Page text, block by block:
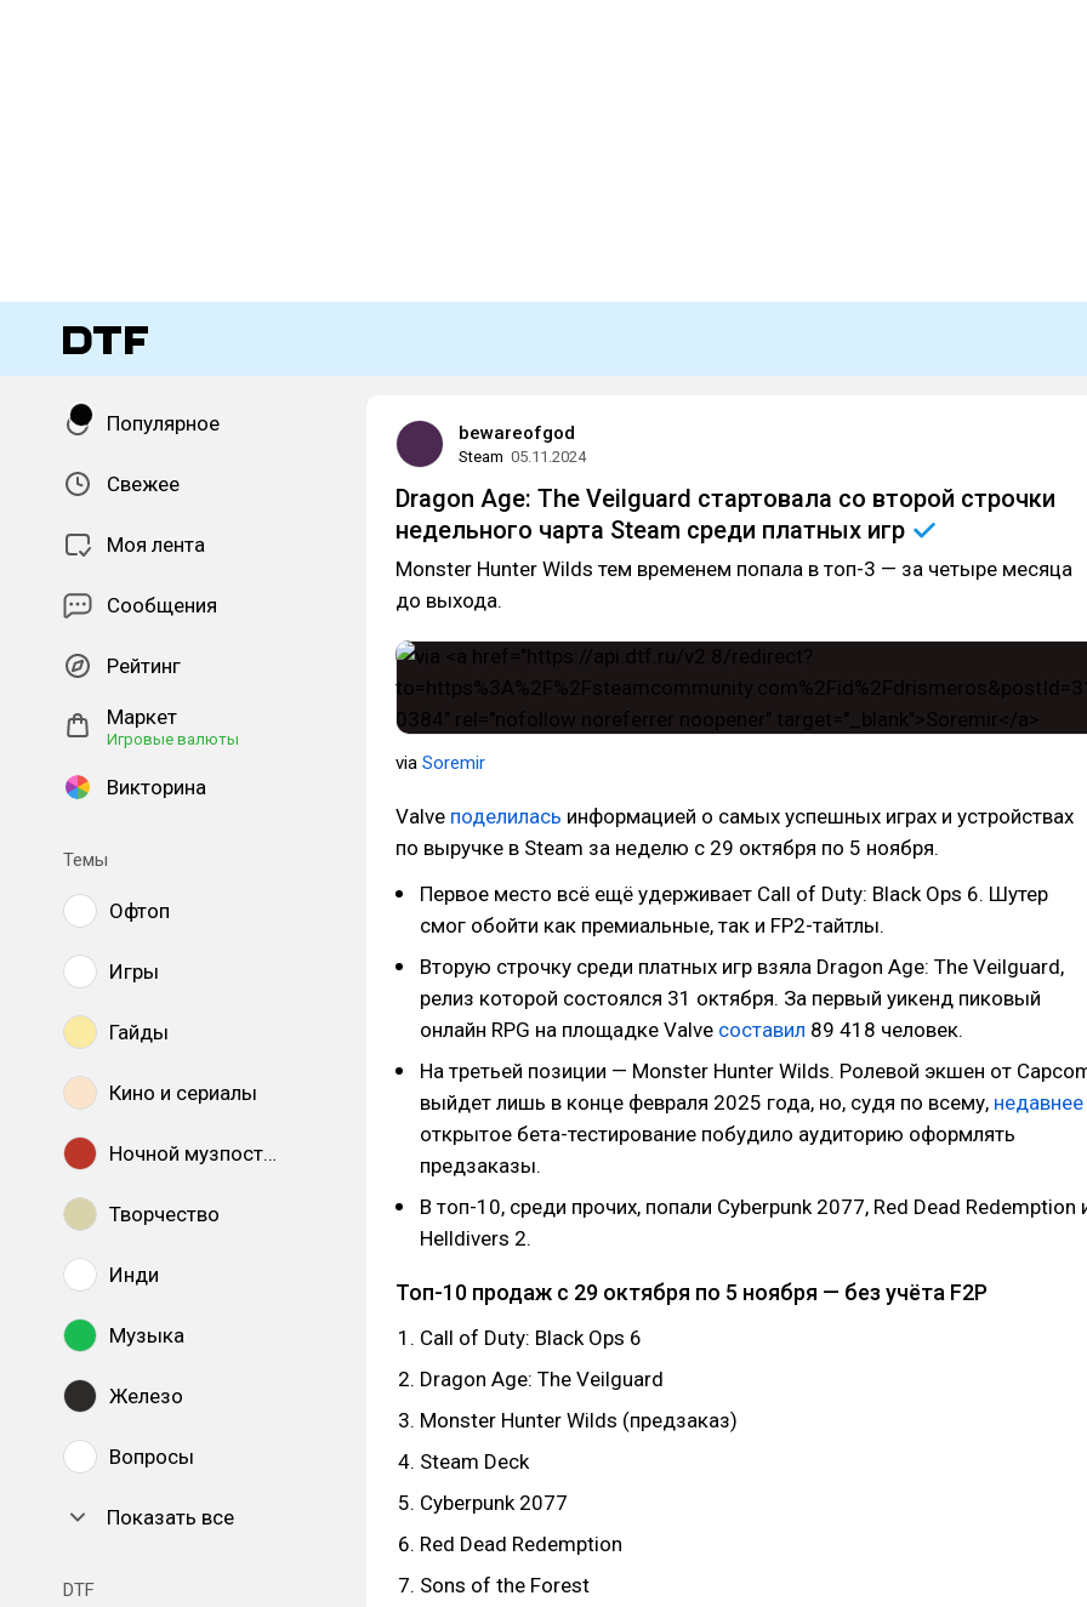
Популярное
Свежее
Моя лента
Сообщения
Рейтинг
Маркет
Игровые валюты
Викторина
Темы
Офтоп
Игры
Гайды
Кино и сериалы
Ночной музпостинг
Творчество
Инди
Музыка
Железо
Вопросы
Показать все
DTF
bewareofgod
Steam 05.11.2024
Dragon Age: The Veilguard стартовала со второй строчки
недельного чарта Steam среди платных игр
Monster Hunter Wilds тем временем попала в топ-3 — за четыре месяца
до выхода.
via Soremir
Valve поделилась информацией о самых успешных играх и устройствах
по выручке в Steam за неделю с 29 октября по 5 ноября.
Первое место всё ещё удерживает Call of Duty: Black Ops 6. Шутер
смог обойти как премиальные, так и FP2-тайтлы.
Вторую строчку среди платных игр взяла Dragon Age: The Veilguard,
релиз которой состоялся 31 октября. За первый уикенд пиковый
онлайн RPG на площадке Valve составил 89 418 человек.
На третьей позиции — Monster Hunter Wilds. Ролевой экшен от
выйдет лишь в конце февраля 2025 года, но, судя по всему, недавнее
открытое бета-тестирование побудило аудиторию оформлять
предзаказы.
В топ-10, среди прочих, попали Cyberpunk 2077, Red Dead Redemption
Helldivers 2.
Топ-10 продаж с 29 октября по 5 ноября — без учёта F2P
Call of Duty: Black Ops 6
Dragon Age: The Veilguard
Monster Hunter Wilds (предзаказ)
Steam Deck
Cyberpunk 2077
Red Dead Redemption
Sons of the Forest